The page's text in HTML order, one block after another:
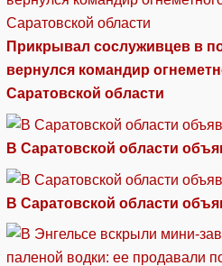
Прикрывал сослуживцев в
вернулся командир
Саратовской области
В Саратовской области
В Саратовской области